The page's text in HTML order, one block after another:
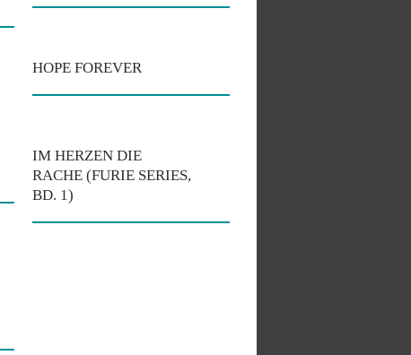
HOPE FOREVER
IM HERZEN DIE
RACHE (FURIE SERIES,
BD. 1)